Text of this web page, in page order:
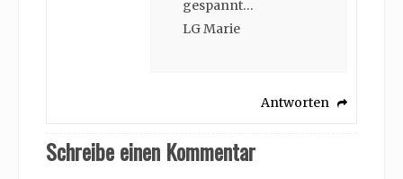
gespannt…
LG Marie
Antworten
Schreibe einen Kommentar